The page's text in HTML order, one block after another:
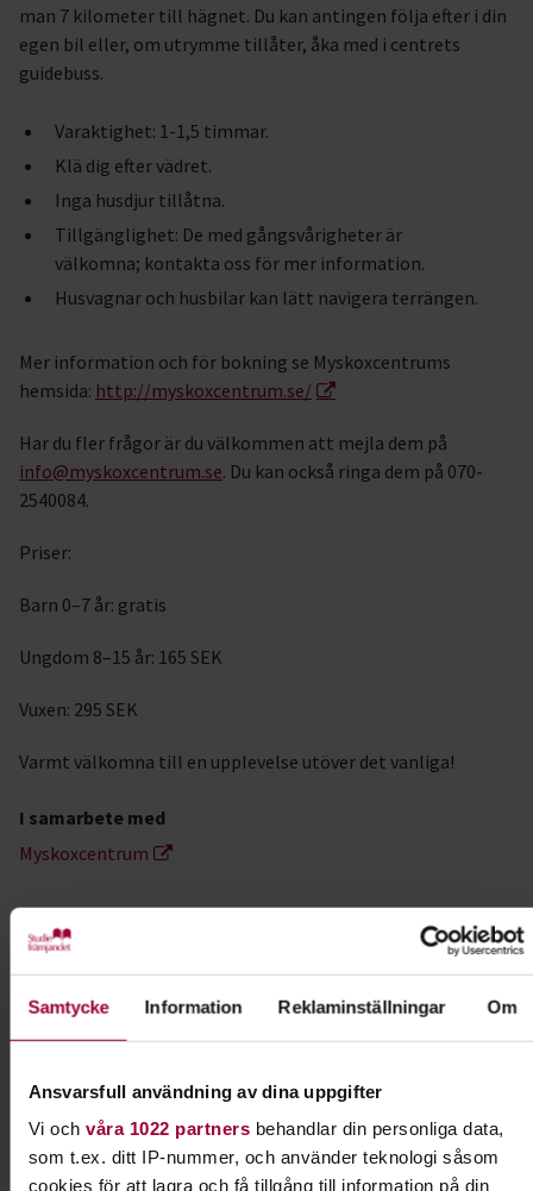
Samtycke Information Reklaminställningar Om
Ansvarsfull användning av dina uppgifter
Vi och våra 1022 partnersbehandlar din personliga data,
som t.ex. ditt IP-nummer, och använder teknologi såsom
cookies för att lagra och få tillgång till information på din
man 7 kilometer till hägnet. Du kan antingen följa efter i din
egen bil eller, om utrymme tillåter, åka med i centrets
guidebuss.
Varaktighet: 1-1,5 timmar.
Klä dig efter vädret.
Inga husdjur tillåtna.
Tillgänglighet: De med gångsvårigheter är
välkomna; kontakta oss för mer information.
Husvagnar och husbilar kan lätt navigera terrängen.
Mer information och för bokning se Myskoxcentrums
hemsida: http://myskoxcentrum.se/
Har du fler frågor är du välkommen att mejla dem på
info@myskoxcentrum.se. Du kan också ringa dem på 070-
2540084.
Priser:
Barn 0–7 år: gratis
Ungdom 8–15 år: 165 SEK
Vuxen: 295 SEK
Varmt välkomna till en upplevelse utöver det vanliga!
I samarbete med
Myskoxcentrum
Kontakt
Sara Eriksson
Folkbildningsutvecklare Natur,
Skicka e-post
070-883 16 42
Visa mer